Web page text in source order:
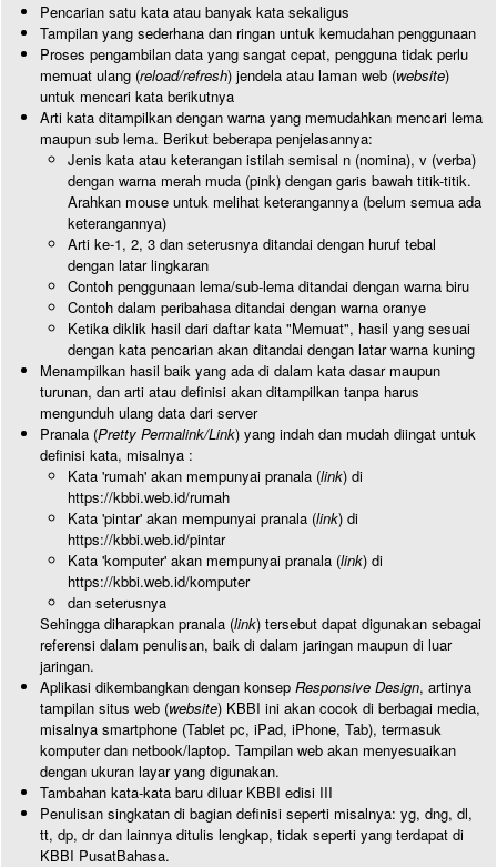
Pencarian satu kata atau banyak kata sekaligus
Tampilan yang sederhana dan ringan untuk kemudahan penggunaan
Proses pengambilan data yang sangat cepat, pengguna tidak perlu
memuat ulang (reload/refresh) jendela atau laman web (website)
untuk mencari kata berikutnya
Arti kata ditampilkan dengan warna yang memudahkan mencari lema
maupun sub lema. Berikut beberapa penjelasannya:
Jenis kata atau keterangan istilah semisal n (nomina), v (verba)
dengan warna merah muda (pink) dengan garis bawah titik-titik.
Arahkan mouse untuk melihat keterangannya (belum semua ada
keterangannya)
Arti ke-1, 2, 3 dan seterusnya ditandai dengan huruf tebal
dengan latar lingkaran
Contoh penggunaan lema/sub-lema ditandai dengan warna biru
Contoh dalam peribahasa ditandai dengan warna oranye
Ketika diklik hasil dari daftar kata "Memuat", hasil yang sesuai
dengan kata pencarian akan ditandai dengan latar warna kuning
Menampilkan hasil baik yang ada di dalam kata dasar maupun
turunan, dan arti atau definisi akan ditampilkan tanpa harus
mengunduh ulang data dari server
Pranala (Pretty Permalink/Link) yang indah dan mudah diingat untuk
definisi kata, misalnya :
Kata 'rumah' akan mempunyai pranala (link) di
https://kbbi.web.id/rumah
Kata 'pintar' akan mempunyai pranala (link) di
https://kbbi.web.id/pintar
Kata 'komputer' akan mempunyai pranala (link) di
https://kbbi.web.id/komputer
dan seterusnya
Sehingga diharapkan pranala (link) tersebut dapat digunakan sebagai
referensi dalam penulisan, baik di dalam jaringan maupun di luar
jaringan.
Aplikasi dikembangkan dengan konsep Responsive Design, artinya
tampilan situs web (website) KBBI ini akan cocok di berbagai media,
misalnya smartphone (Tablet pc, iPad, iPhone, Tab), termasuk
komputer dan netbook/laptop. Tampilan web akan menyesuaikan
dengan ukuran layar yang digunakan.
Tambahan kata-kata baru diluar KBBI edisi III
Penulisan singkatan di bagian definisi seperti misalnya: yg, dng, dl,
tt, dp, dr dan lainnya ditulis lengkap, tidak seperti yang terdapat di
KBBI PusatBahasa.